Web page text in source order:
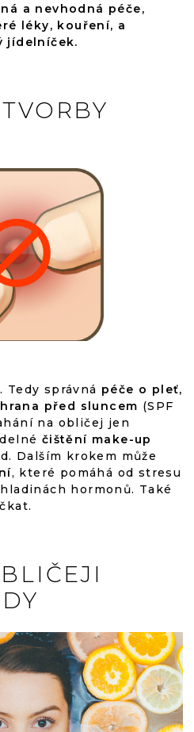
a nevhodná péče,
léky, kouření, a
jídelníček.
Tedy správná péče o pleť,
před sluncem (SPF
na obličej jen
čištění make-up
Dalším krokem může
, které pomáhá od stresu
hormonů. Také